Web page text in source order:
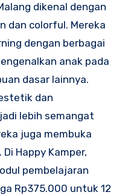
dikenal dengan
dan colorful. Mereka
dengan berbagai
anak pada
dasar lainnya.
dan
lebih semangat
juga membuka
Happy Kamper,
pembelajaran
Rp375.000 untuk 12